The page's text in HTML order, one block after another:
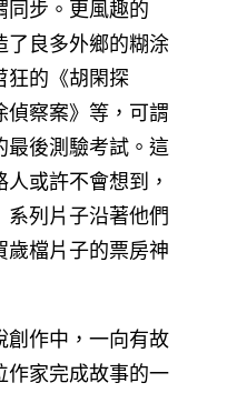
同步。更風趣的
了良多外鄉的糊涂
狂的《胡閑探
偵察案》等，可謂
最後測驗考試。這
或許不會想到，
系列片子沿著他們
歲檔片子的票房神
創作中，一向有故
作家完成故事的一